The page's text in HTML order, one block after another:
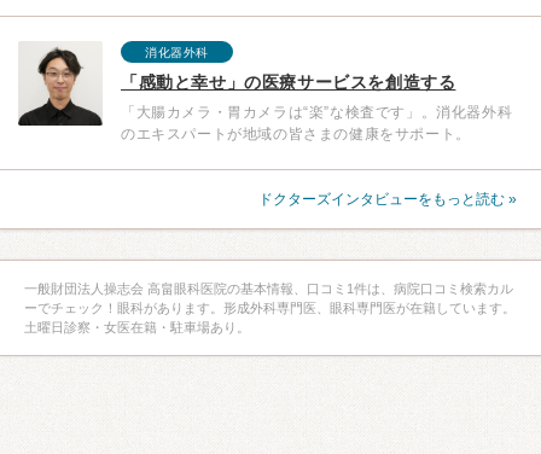
消化器外科
「感動と幸せ」の医療サービスを創造する
「大腸カメラ・胃カメラは“楽”な検査です」。消化器外科
のエキスパートが地域の皆さまの健康をサポート。
ドクターズインタビューをもっと読む »
一般財団法人操志会 高畠眼科医院の基本情報、口コミ1件は、病院口コミ検索カル
ーでチェック！眼科があります。形成外科専門医、眼科専門医が在籍しています。
土曜日診察・女医在籍・駐車場あり。